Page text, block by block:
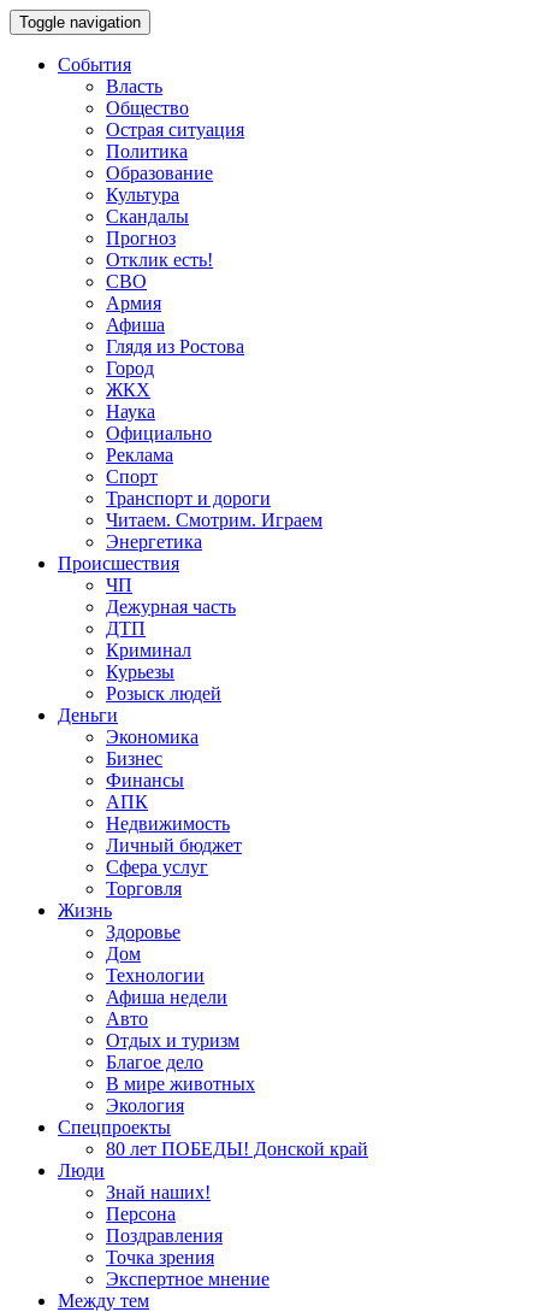
Toggle navigation
События
Власть
Общество
Острая ситуация
Политика
Образование
Культура
Скандалы
Прогноз
Отклик есть!
СВО
Армия
Афиша
Глядя из Ростова
Город
ЖКХ
Наука
Официально
Реклама
Спорт
Транспорт и дороги
Читаем. Смотрим. Играем
Энергетика
Происшествия
ЧП
Дежурная часть
ДТП
Криминал
Курьезы
Розыск людей
Деньги
Экономика
Бизнес
Финансы
АПК
Недвижимость
Личный бюджет
Сфера услуг
Торговля
Жизнь
Здоровье
Дом
Технологии
Афиша недели
Авто
Отдых и туризм
Благое дело
В мире животных
Экология
Спецпроекты
80 лет ПОБЕДЫ! Донской край
Люди
Знай наших!
Персона
Поздравления
Точка зрения
Экспертное мнение
Между тем